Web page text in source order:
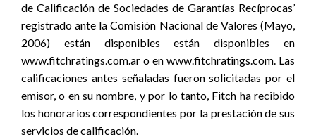
de Calificación de Sociedades de Garantías Recíprocas’
registrado ante la Comisión Nacional de Valores (Mayo,
2006) están disponibles están disponibles en
www.fitchratings.com.ar o en www.fitchratings.com. Las
calificaciones antes señaladas fueron solicitadas por el
emisor, o en su nombre, y por lo tanto, Fitch ha recibido
los honorarios correspondientes por la prestación de sus
servicios de calificación.